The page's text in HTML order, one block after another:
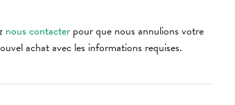
nous contacter pour que nous annulions votre
achat avec les informations requises.